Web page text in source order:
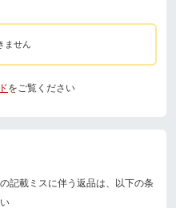
ません
をご覧ください
記載ミスに伴う返品は、以下の条